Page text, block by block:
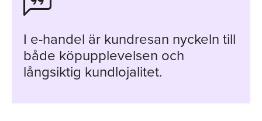
I e-handel är kundresan nyckeln till
både köpupplevelsen och
långsiktig kundlojalitet.